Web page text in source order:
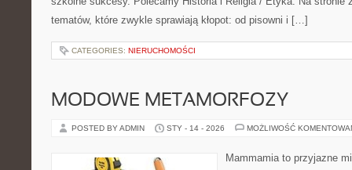
tematów, które zwykle sprawiają kłopot: od pisowni i […]
CATEGORIES: NIERUCHOMOŚCI
MODOWE METAMORFOZY
POSTED BY ADMIN STY - 14 - 2026 MOŻLIWOŚĆ
Mammamia to przyjazne